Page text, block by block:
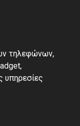
τηλεφώνων,
υπηρεσίες